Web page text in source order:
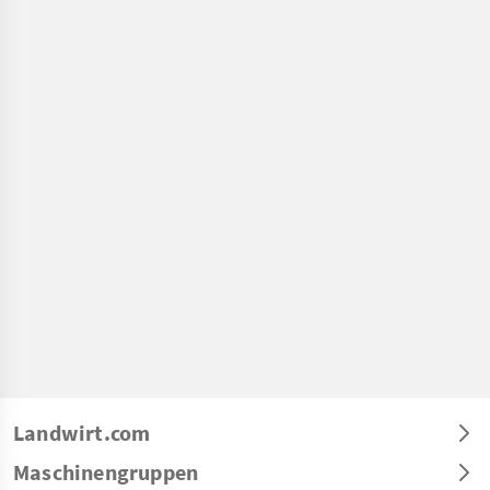
Landwirt.com
Maschinengruppen